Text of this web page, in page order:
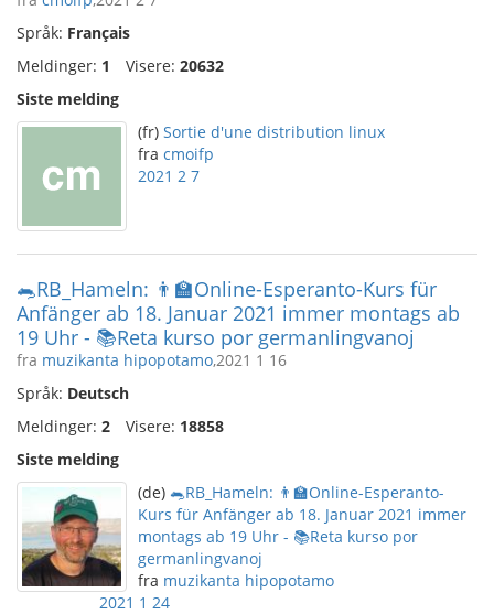
Språk: Français
Meldinger: 1 Visere: 20632
Siste melding
(fr) Sortie d'une distribution linux
fra cmoifp
2021 2 7
🐀RB_Hameln: 👨‍🏫Online-Esperanto-Kurs für
Anfänger ab 18. Januar 2021 immer montags ab
19 Uhr - 📚Reta kurso por germanlingvanoj
fra muzikanta hipopotamo,2021 1 16
Språk: Deutsch
Meldinger: 2 Visere: 18858
Siste melding
(de) 🐀RB_Hameln: 👨‍🏫Online-Esperanto-
Kurs für Anfänger ab 18. Januar 2021 immer
montags ab 19 Uhr - 📚Reta kurso por
germanlingvanoj
fra muzikanta hipopotamo
2021 1 24